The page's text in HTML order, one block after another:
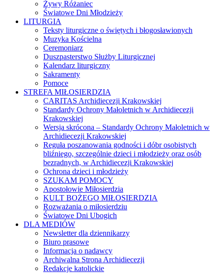
Żywy Różaniec
Światowe Dni Młodzieży
LITURGIA
Teksty liturgiczne o świętych i błogosławionych
Muzyka Kościelna
Ceremoniarz
Duszpasterstwo Służby Liturgicznej
Kalendarz liturgiczny
Sakramenty
Pomoce
STREFA MIŁOSIERDZIA
CARITAS Archidiecezji Krakowskiej
Standardy Ochrony Małoletnich w Archidiecezji
Krakowskiej
Wersja skrócona – Standardy Ochrony Małoletnich w
Archidiecezji Krakowskiej
Reguła poszanowania godności i dóbr osobistych
bliźniego, szczególnie dzieci i młodzieży oraz osób
bezradnych, w Archidiecezji Krakowskiej
Ochrona dzieci i młodzieży
SZUKAM POMOCY
Apostołowie Miłosierdzia
KULT BOŻEGO MIŁOSIERDZIA
Rozważania o miłosierdziu
Światowe Dni Ubogich
DLA MEDIÓW
Newsletter dla dziennikarzy
Biuro prasowe
Informacja o nadawcy
Archiwalna Strona Archidiecezji
Redakcje katolickie